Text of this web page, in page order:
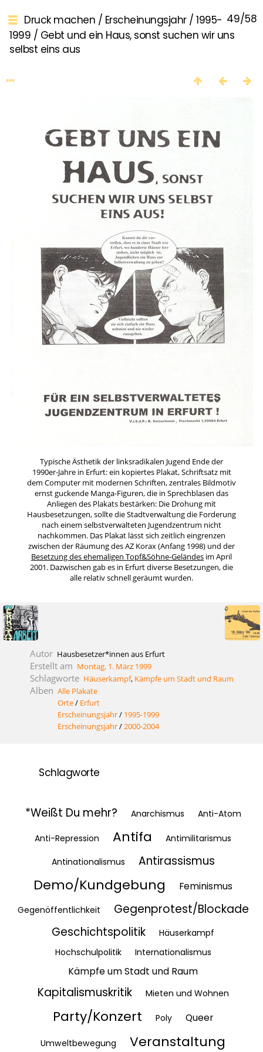
49/58
Druck machen / Erscheinungsjahr/ 1995-
1999 / Gebt und ein Haus, sonst suchen wir uns
selbst eins aus
Typische Ästhetik der linksradikalen Jugend Ende der
1990er-Jahre in Erfurt: ein kopiertes Plakat, Schriftsatz mit
dem Computer mit modernen Schriften, zentrales Bildmotiv
ernst guckende Manga-Figuren, die in Sprechblasen das
Anliegen des Plakats bestärken: Die Drohung mit
Hausbesetzungen, sollte die Stadtverwaltung die Forderung
nach einem selbstverwalteten Jugendzentrum nicht
nachkommen. Das Plakat lässt sich zeitlich eingrenzen
zwischen der Räumung des AZ Korax (Anfang 1998) und der
Besetzung des ehemaligen Topf&Söhne-Geländes im April
2001. Dazwischen gab es in Erfurt diverse Besetzungen, die
alle relativ schnell geräumt wurden.
Autor Hausbesetzer*innen aus Erfurt
Erstellt am Montag, 1. März 1999
Schlagworte Häuserkampf, Kämpfe um Stadt und Raum
Alben Alle Plakate
Orte/ Erfurt
Erscheinungsjahr/ 1995-1999
Erscheinungsjahr/2000-2004
Schlagworte
*Weißt Du mehr? Anarchismus Anti-Atom
Anti-Repression Antifa
Antimilitarismus
Antinationalismus
Antirassismus
Demo/Kundgebung Feminismus
Gegenöffentlichkeit
Gegenprotest/Blockade
Geschichtspolitik
Häuserkampf
Hochschulpolitik
Internationalismus
Kämpfe um Stadt und Raum
Kapitalismuskritik Mieten und Wohnen
Party/Konzert Poly Queer
Umweltbewegung Veranstaltung